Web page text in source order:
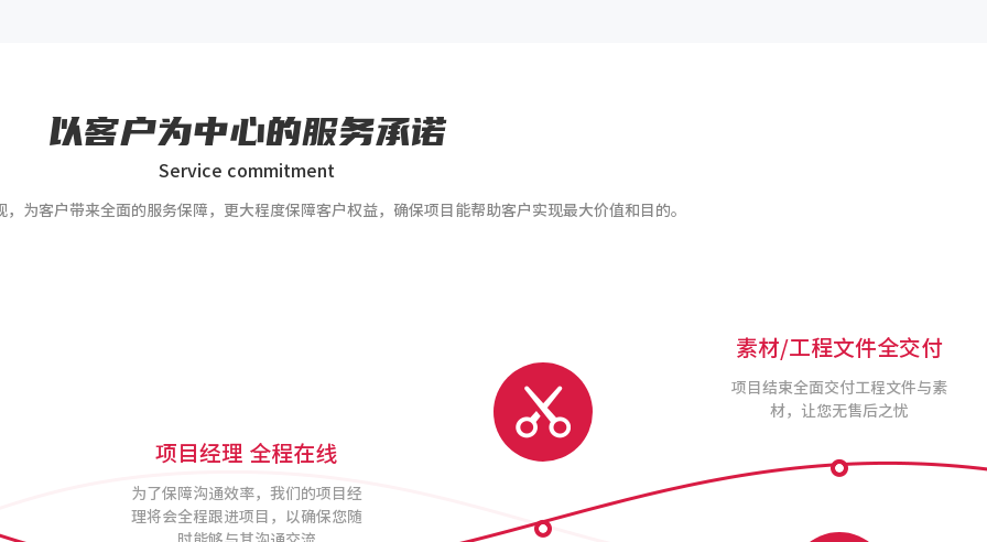
以客户为中心的服务承诺
Service commitment
为客户带来全面的服务保障，更大程度保障客户权益，确保项目能帮助客户实现最大价值和目的。
项目经理 全程在线
为了保障沟通效率，我们的项目经
理将会全程跟进项目，以确保您随
素材/工程文件全交付
项目结束全面交付工程文件与素
材，让您无售后之忧